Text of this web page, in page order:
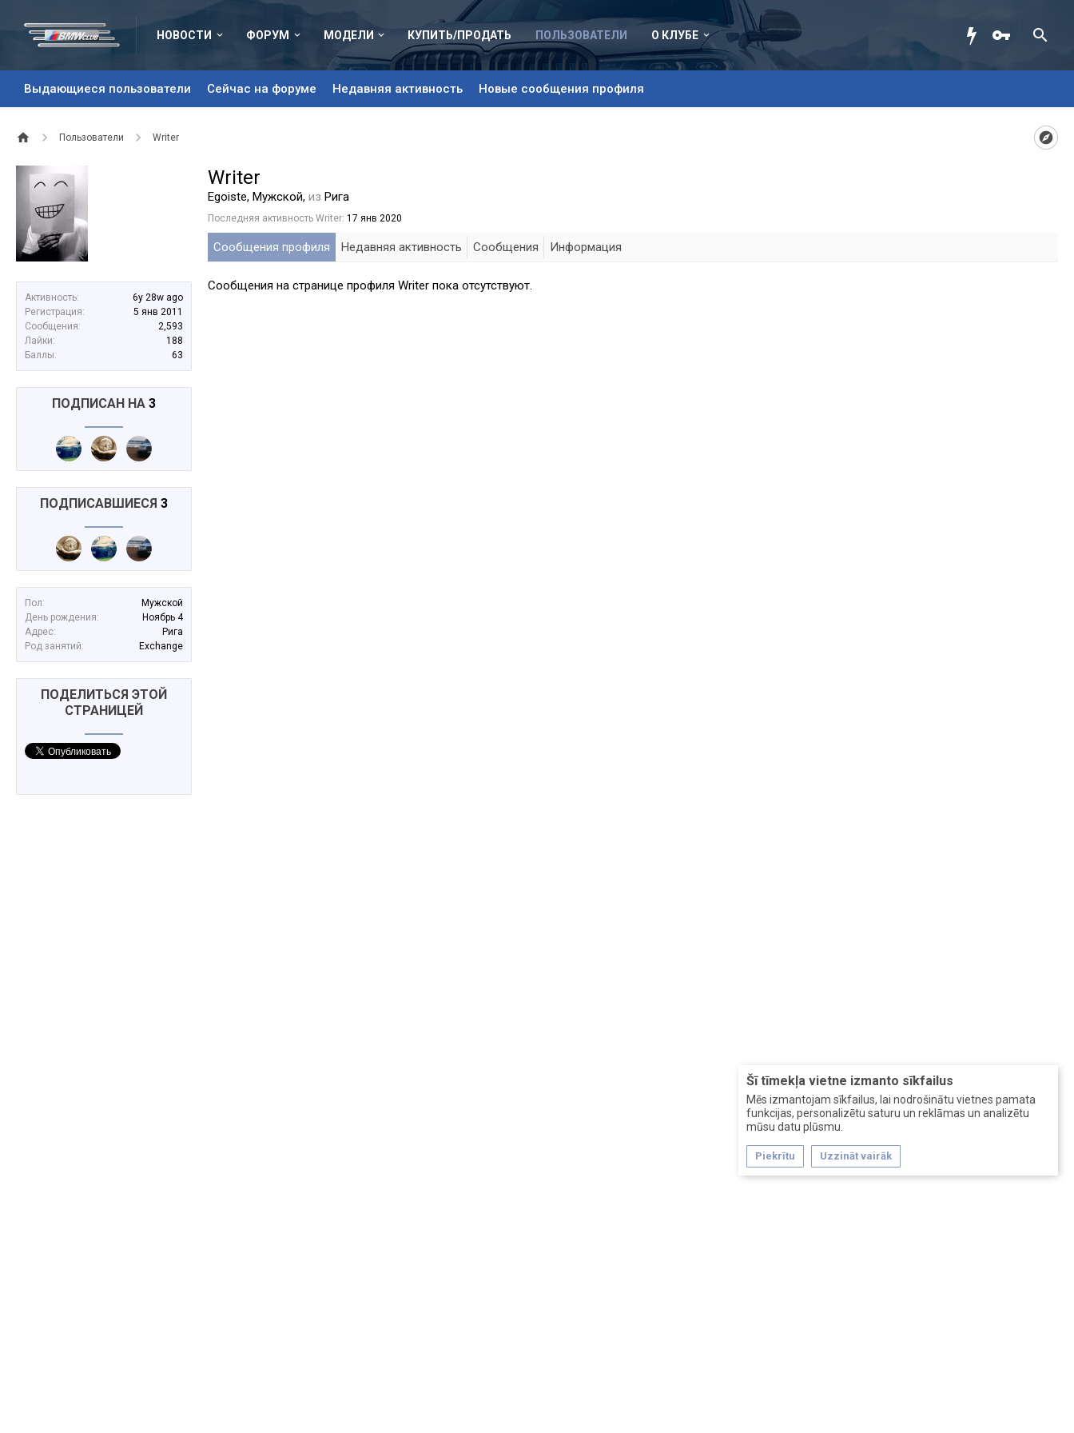
НОВОСТИ ФОРУМ МОДЕЛИ КУПИТЬ/ПРОДАТЬ ПОЛЬЗОВАТЕЛИ
Выдающиеся пользователи Сейчас на форуме Недавняя активность Новые сообщения профиля
О КЛУБЕ
Пользователи Writer
Šī tīmekļa vietne izmanto sīkfailus
Mēs izmantojam sīkfailus, lai nodrošinātu vietnes pamata
funkcijas, personalizētu saturu un reklāmas un analizētu
mūsu datu plūsmu.
Piekrītu Uzzināt vairāk
Активность:
6y 28w ago
Регистрация:
5 янв 2011
Сообщения:
2,593
Лайки:
188
Баллы:
63
ПОДПИСАН НА 3
ПОДПИСАВШИЕСЯ 3
Пол:
Мужской
День рождения:
Ноябрь 4
Адрес:
Рига
Род занятий:
Exchange
ПОДЕЛИТЬСЯ ЭТОЙ
СТРАНИЦЕЙ
Writer
Egoiste, Мужской, из Рига
Последняя активность Writer: 17 янв 2020
Сообщения профиля Недавняя активность Сообщения Информация
Сообщения на странице профиля Writer пока отсутствуют.